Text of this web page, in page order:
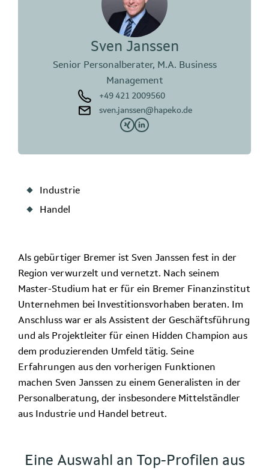
Sven Janssen
Senior Personalberater, M.A. Business
Management
+49 421 2009560
sven.janssen@hapeko.de
Industrie
Handel
Als gebürtiger Bremer ist Sven Janssen fest in der
Region verwurzelt und vernetzt. Nach seinem
Master-Studium hat er für ein Bremer Finanzinstitut
Unternehmen bei Investitionsvorhaben beraten. Im
Anschluss war er als Assistent der Geschäftsführung
und als Projektleiter für einen Hidden Champion aus
dem produzierenden Umfeld tätig. Seine
Erfahrungen aus den vorherigen Funktionen
machen Sven Janssen zu einem Generalisten in der
Personalberatung, der insbesondere Mittelständler
aus Industrie und Handel betreut.
Eine Auswahl an Top-Profilen aus